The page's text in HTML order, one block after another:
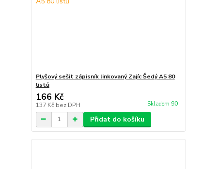
Plyšový sešit zápisník linkovaný Zajíc Šedý A5 80
listů
166 Kč
137 Kč bez DPH Skladem 90
Přidat do košíku